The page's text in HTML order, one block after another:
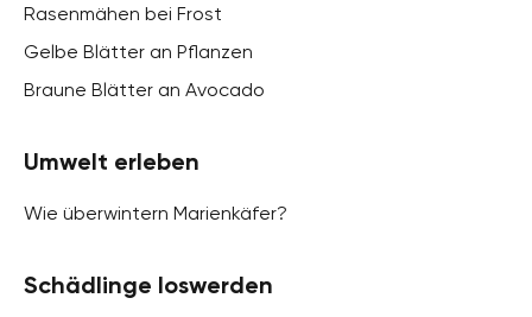
Rasenmähen bei Frost
Gelbe Blätter an Pflanzen
Braune Blätter an Avocado
Umwelt erleben
Wie überwintern Marienkäfer?
Schädlinge loswerden